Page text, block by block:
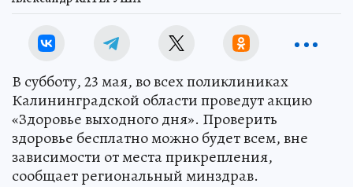
В субботу, 23 мая, во всех поликлиниках
Калининградской области проведут акцию
«Здоровье выходного дня». Проверить
здоровье бесплатно можно будет всем, вне
зависимости от места прикрепления,
сообщает региональный минздрав.